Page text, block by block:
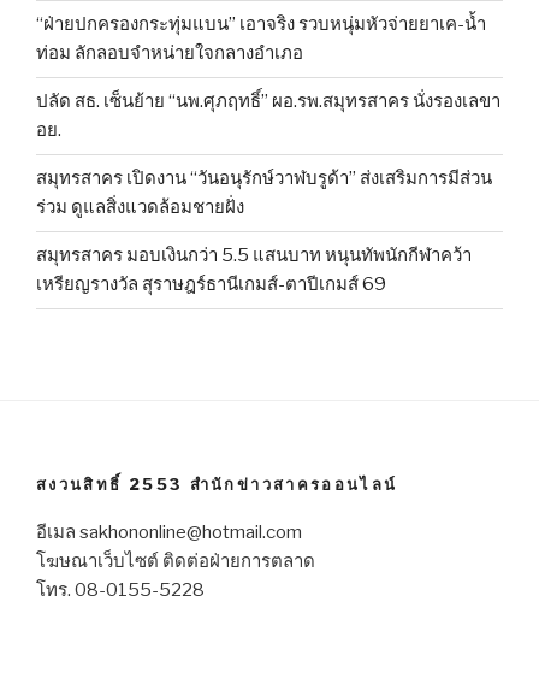
“ฝ่ายปกครองกระทุ่มแบน” เอาจริง รวบหนุ่มหัวจ่ายยาเค-น้ำ
ท่อม ลักลอบจำหน่ายใจกลางอำเภอ
ปลัด สธ. เซ็นย้าย “นพ.ศุภฤทธิ์” ผอ.รพ.สมุทรสาคร นั่งรองเลขา
อย.
สมุทรสาคร เปิดงาน “วันอนุรักษ์วาฬบรูด้า” ส่งเสริมการมีส่วน
ร่วม ดูแลสิ่งแวดล้อมชายฝั่ง
สมุทรสาคร มอบเงินกว่า 5.5 แสนบาท หนุนทัพนักกีฬาคว้า
เหรียญรางวัล สุราษฎร์ธานีเกมส์-ตาปีเกมส์ 69
สงวนสิทธิ์ 2553 สำนักข่าวสาครออนไลน์
อีเมล sakhononline@hotmail.com
โฆษณาเว็บไซต์ ติดต่อฝ่ายการตลาด
โทร. 08-0155-5228